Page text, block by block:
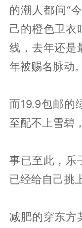
的潮人都问“
己的橙色卫衣
线，去年还是
年被赐名脉动。
而19.9包邮的
至配不上雪碧
事已至此，乐
已经给自己挑
减肥的穿东方